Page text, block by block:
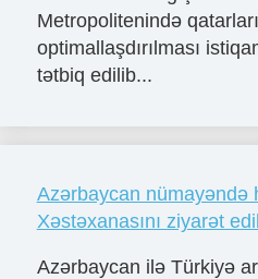
Metropolitenində
optimallaşdırılması
tətbiq edilib...
Azərbaycan nümayəndə
Xəstəxanasını ziyarət
Azərbaycan ilə Türkiyə